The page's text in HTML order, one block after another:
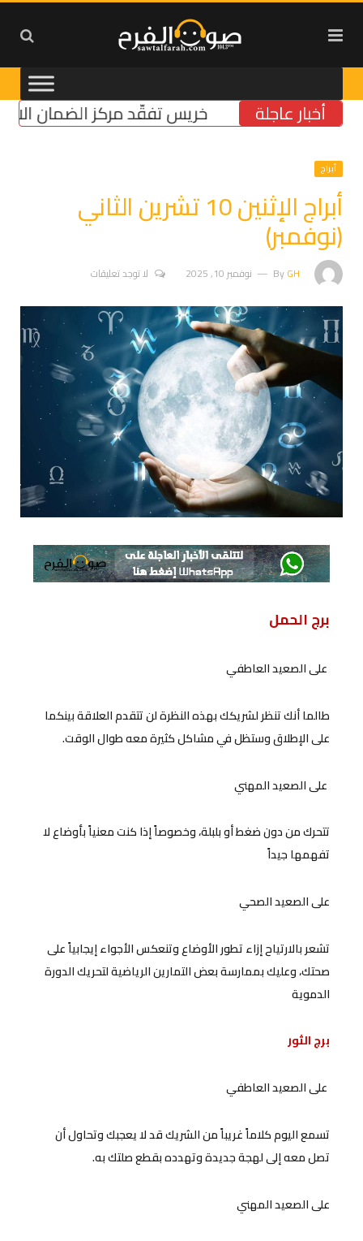
أخبار عاجلة خريس تفقّد مركز الضمان
أبراج
أبراج الإثنين 10 تشرين الثاني
(نوفمبر)
ByGH نوفمبر 10, 2025 لا توجد تعليقات
برج الحمل
على الصعيد العاطفي
طالما أنك تنظر لشريكك بهذه النظرة لن تتقدم العلاقة بينكما
على الإطلاق وستظل في مشاكل كثيرة معه طوال الوقت.
على الصعيد المهني
تتحرك من دون ضغط أو بلبلة، وخصوصاً إذا كنت معنياً بأوضاع لا
تفهمها جيداً
على الصعيد الصحي
تشعر بالارتياح إزاء تطور الأوضاع وتنعكس الأجواء إيجابياً على
صحتك، وعليك بممارسة بعض التمارين الرياضية لتحريك الدورة
الدموية
برج الثور
على الصعيد العاطفي
تسمع اليوم كلاماً غريباً من الشريك قد لا يعجبك وتحاول أن
تصل معه إلى لهجة جديدة وتهدده بقطع صلتك به.
على الصعيد المهني